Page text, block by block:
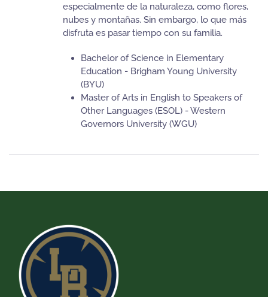
especialmente de la naturaleza, como flores,
nubes y montañas. Sin embargo, lo que más
disfruta es pasar tiempo con su familia.
Bachelor of Science in Elementary
Education - Brigham Young University
(BYU)
Master of Arts in English to Speakers of
Other Languages (ESOL) - Western
Governors University (WGU)